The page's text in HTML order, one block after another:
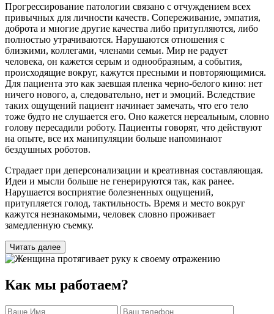
Прогрессирование патологии связано с отчуждением всех
привычных для личности качеств. Сопереживание, эмпатия,
доброта и многие другие качества либо притупляются, либо
полностью утрачиваются. Нарушаются отношения с
близкими, коллегами, членами семьи. Мир не радует
человека, он кажется серым и однообразным, а события,
происходящие вокруг, кажутся пресными и повторяющимися.
Для пациента это как заевшая пленка черно-белого кино: нет
ничего нового, а, следовательно, нет и эмоций. Вследствие
таких ощущений пациент начинает замечать, что его тело
тоже будто не слушается его. Оно кажется нереальным, словно
голову пересадили роботу. Пациенты говорят, что действуют
на опыте, все их манипуляции больше напоминают
бездушных роботов.
Страдает при деперсонализации и креативная составляющая.
Идеи и мысли больше не генерируются так, как ранее.
Нарушается восприятие болезненных ощущений,
притупляется голод, тактильность. Время и место вокруг
кажутся незнакомыми, человек словно проживает
замедленную съемку.
Читать далее
Как мы работаем?